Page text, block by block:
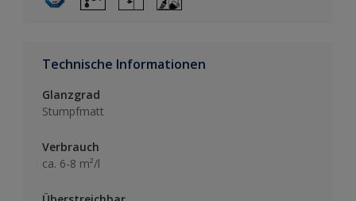
Technische Informationen
Glanzgrad
Stumpfmatt
Verbrauch
ca. 6-8 m²/l